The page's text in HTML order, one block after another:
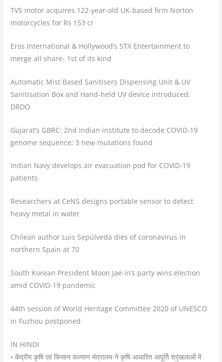
TVS motor acquires 122-year-old UK-based firm Norton
motorcycles for Rs 153 cr
Eros International & Hollywood’s STX Entertainment to
merge all share- 1st of its kind
Automatic Mist Based Sanitisers Dispensing Unit & UV
Sanitisation Box and Hand-held UV device introduced:
DRDO
Gujarat’s GBRC: 2nd Indian institute to decode COVID-19
genome sequence; 3 new mutations found
Indian Navy develops air evacuation pod for COVID-19
patients
Researchers at CeNS designs portable sensor to detect
heavy metal in water
Chilean author Luis Sepúlveda dies of coronavirus in
northern Spain at 70
South Korean President Moon Jae-in’s party wins election
amid COVID-19 pandemic
44th session of World Heritage Committee 2020 of UNESCO
in Fuzhou postponed
IN HINDI
• केंद्रीय कृषि एवं किसान कल्याण मंत्रालय ने कृषि आधारित आपूर्ति श्रृंखलाओं में